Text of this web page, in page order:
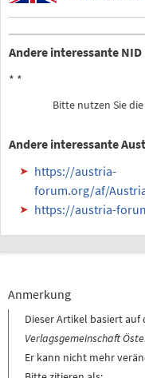
Andere interessante
* *
Bitte nutzen Sie
Andere interessante
https://austria-
forum.org/af/
https://austria-
Anmerkung
Dieser Artikel basiert auf
Verlagsgemeinschaft
Er kann nicht mehr